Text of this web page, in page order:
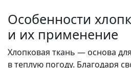
Особенности
и их применение
Хлопковая ткань — основа
в теплую погоду. Благодаря